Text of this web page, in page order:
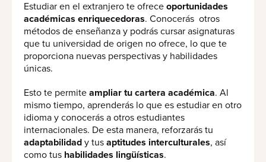
Estudiar en el extranjero te ofrece oportunidades
académicas enriquecedoras. Conocerás otros
métodos de enseñanza y podrás cursar asignaturas
que tu universidad de origen no ofrece, lo que te
proporciona nuevas perspectivas y habilidades
únicas.
Esto te permite ampliar tu cartera académica. Al
mismo tiempo, aprenderás lo que es estudiar en otro
idioma y conocerás a otros estudiantes
internacionales. De esta manera, reforzarás tu
adaptabilidad y tus aptitudes interculturales, así
como tus habilidades lingüísticas.